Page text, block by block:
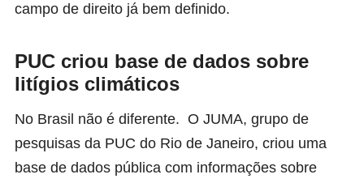
campo de direito já bem definido.
PUC criou base de dados sobre
litígios climáticos
No Brasil não é diferente. O JUMA, grupo de
pesquisas da PUC do Rio de Janeiro, criou uma
base de dados pública com informações sobre